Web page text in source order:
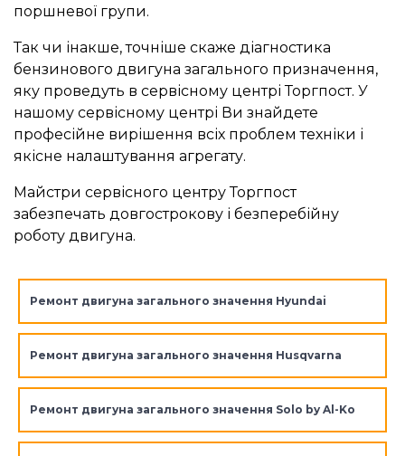
поршневої групи.
Так чи інакше, точніше скаже діагностика
бензинового двигуна загального призначення,
яку проведуть в сервісному центрі Торгпост. У
нашому сервісному центрі Ви знайдете
професійне вирішення всіх проблем техніки і
якісне налаштування агрегату.
Майстри сервісного центру Торгпост
забезпечать довгострокову і безперебійну
роботу двигуна.
Ремонт двигуна загального значення Hyundai
Ремонт двигуна загального значення Husqvarna
Ремонт двигуна загального значення Solo by Al-Ko